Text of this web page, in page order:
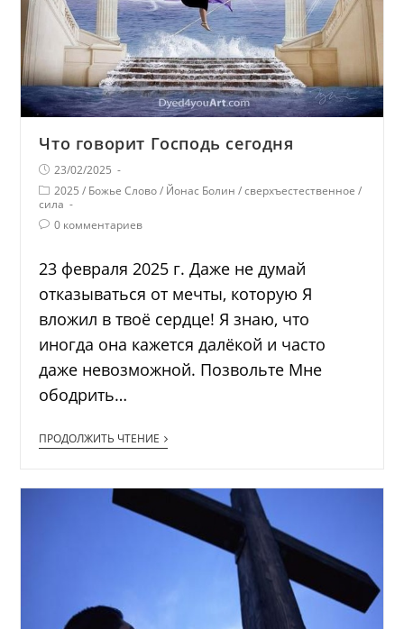
Что говорит Господь сегодня
23/02/2025
2025 / Божье Слово / Йонас Болин / сверхъестественное /
сила
0 комментариев
23 февраля 2025 г. Даже не думай
отказываться от мечты, которую Я
вложил в твоё сердце! Я знаю, что
иногда она кажется далёкой и часто
даже невозможной. Позвольте Мне
ободрить…
ПРОДОЛЖИТЬ ЧТЕНИЕ